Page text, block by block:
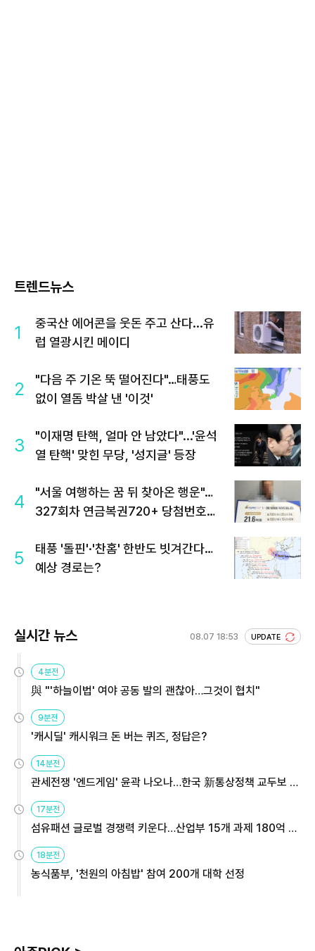
트렌드뉴스
1
중국산 에어콘을 웃돈 주고 산다...유
럽 열광시킨 메이디
2
"다음 주 기온 뚝 떨어진다"…태풍도
없이 열돔 박살 낸 '이것'
3
"이재명 탄핵, 얼마 안 남았다"...'윤석
열 탄핵' 맞힌 무당, '성지글' 등장
4
"서울 여행하는 꿈 뒤 찾아온 행운"…
327회차 연금복권720+ 당첨번호조
5
태풍 '돌핀'·'찬홈' 한반도 빗겨간다…
예상 경로는?
실시간 뉴스 08.07 18:53 UPDATE
4분전
與 "'하늘이법' 여야 공동 발의 괜찮아…그것이 협치"
9분전
'캐시딜' 캐시워크 돈 버는 퀴즈, 정답은?
14분전
관세전쟁 '엔드게임' 윤곽 나오나…한국 新통상정책 교두보 활
용해야
17분전
섬유패션 글로벌 경쟁력 키운다…산업부 15개 과제 180억 지
원
18분전
농식품부, '천원의 아침밥' 참여 200개 대학 선정